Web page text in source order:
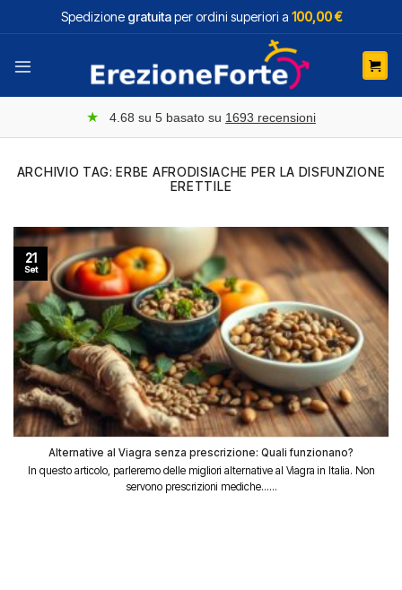
Spedizione gratuitaper ordini superiori a 100,00 €
★ 4.68 su 5 basato su 1693 recensioni
ARCHIVIO TAG: ERBE AFRODISIACHE PER LA DISFUNZIONE
ERETTILE
Alternative al Viagra senza prescrizione: Quali funzionano?
In questo articolo, parleremo delle migliori alternative al Viagra in Italia. Non
servono prescrizioni mediche......
21
Set